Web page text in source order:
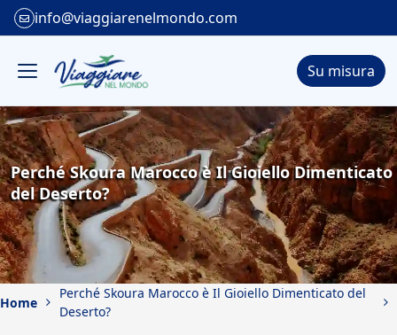
info@viaggiarenelmondo.com
Su misura
Perché Skoura Marocco è Il Gioiello Dimenticato
del Deserto?
Home
Perché Skoura Marocco è Il Gioiello Dimenticato del
Deserto?